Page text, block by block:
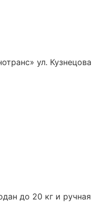
ул. Кузнецова
до 20 кг и ручная